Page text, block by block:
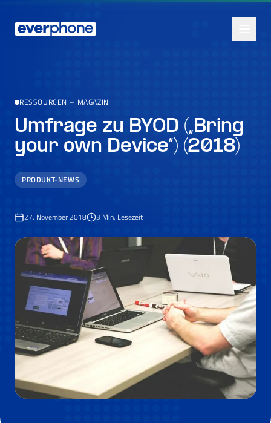
RESSOURCEN – MAGAZIN
Umfrage zu BYOD („Bring
your own Device“) (2018)
PRODUKT-NEWS
27. November 2018 3 Min. Lesezeit